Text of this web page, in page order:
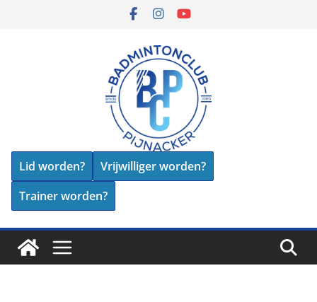
Lid worden?
Vrijwilliger worden?
Trainer worden?